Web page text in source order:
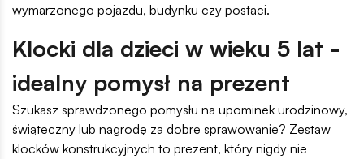
wymarzonego pojazdu, budynku czy postaci.
Klocki dla dzieci w wieku 5 lat -
idealny pomysł na prezent
Szukasz sprawdzonego pomysłu na upominek urodzinowy,
świąteczny lub nagrodę za dobre sprawowanie? Zestaw
klocków konstrukcyjnych to prezent, który nigdy nie